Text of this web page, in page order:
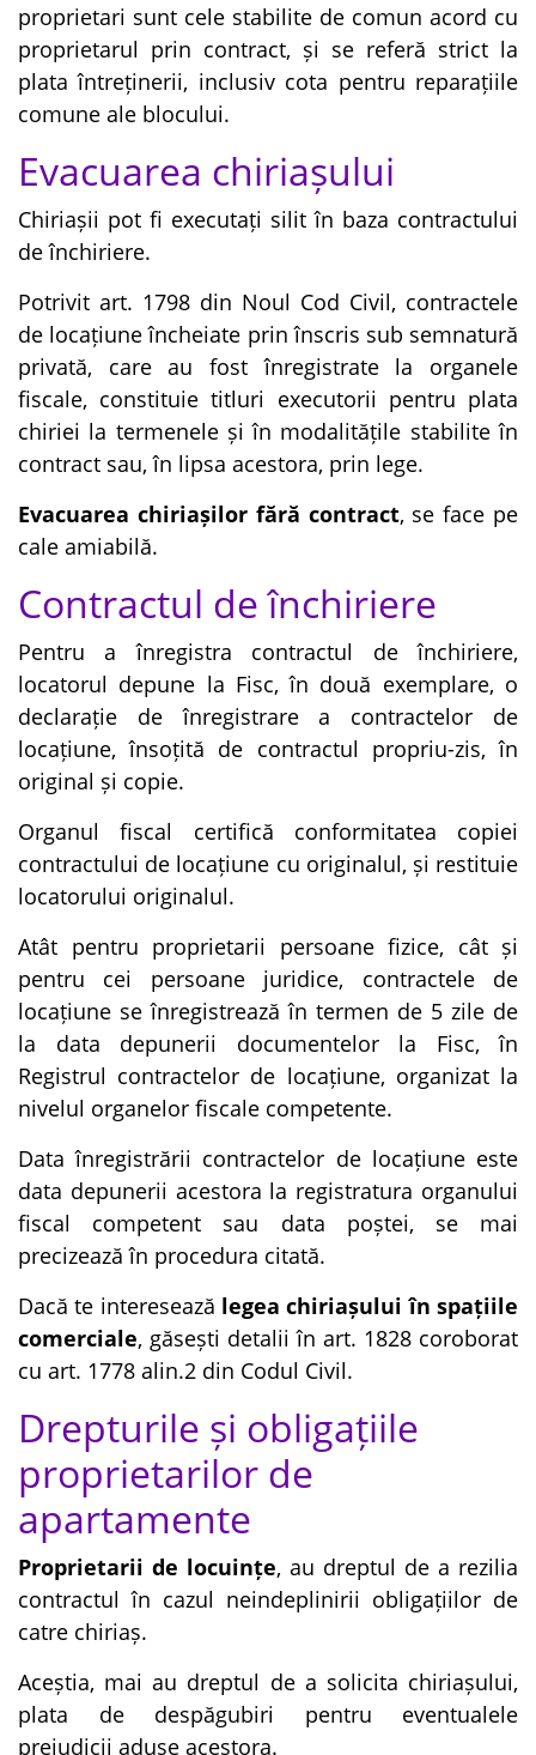
proprietari sunt cele stabilite de comun acord cu
proprietarul prin contract, și se referă strict la
plata întreținerii, inclusiv cota pentru reparațiile
comune ale blocului.
Evacuarea chiriașului
Chiriașii pot fi executați silit în baza contractului
de închiriere.
Potrivit art. 1798 din Noul Cod Civil, contractele
de locațiune încheiate prin înscris sub semnatură
privată, care au fost înregistrate la organele
fiscale, constituie titluri executorii pentru plata
chiriei la termenele și în modalitățile stabilite în
contract sau, în lipsa acestora, prin lege.
Evacuarea chiriașilor fără contract, se face pe
cale amiabilă.
Contractul de închiriere
Pentru a înregistra contractul de închiriere,
locatorul depune la Fisc, în două exemplare, o
declarație de înregistrare a contractelor de
locațiune, însoțită de contractul propriu-zis, în
original și copie.
Organul fiscal certifică conformitatea copiei
contractului de locațiune cu originalul, și restituie
locatorului originalul.
Atât pentru proprietarii persoane fizice, cât și
pentru cei persoane juridice, contractele de
locațiune se înregistrează în termen de 5 zile de
la data depunerii documentelor la Fisc, în
Registrul contractelor de locațiune, organizat la
nivelul organelor fiscale competente.
Data înregistrării contractelor de locațiune este
data depunerii acestora la registratura organului
fiscal competent sau data poștei, se mai
precizează în procedura citată.
Dacă te interesează legea chiriașului în spațiile
comerciale, găsești detalii în art. 1828 coroborat
cu art. 1778 alin.2 din Codul Civil.
Drepturile și obligațiile
proprietarilor de
apartamente
Proprietarii de locuințe, au dreptul de a rezilia
contractul în cazul neindeplinirii obligațiilor de
catre chiriaș.
Aceștia, mai au dreptul de a solicita chiriașului,
plata de despăgubiri pentru eventualele
prejudicii aduse acestora.